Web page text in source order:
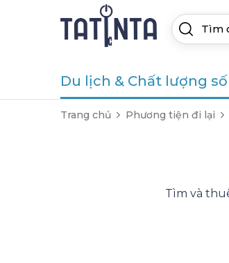
Du lịch & Chất lượng
Trang chủ Phương tiện đi lại
Tìm và